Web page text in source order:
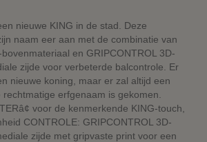
nieuwe KING in de stad. Deze
naam eer aan met de combinatie van
bovenmateriaal en GRIPCONTROL 3D-
zijde voor verbeterde balcontrole. Er
nieuwe koning, maar er zal altijd een
erfgenaam is gekomen.
voor de kenmerkende KING-touch,
CONTROLE: GRIPCONTROL 3D-
zijde met gripvaste print voor een